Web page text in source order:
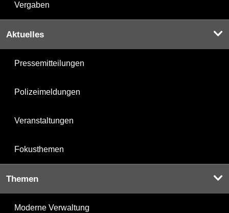
Vergaben
Aktuelles
Pressemitteilungen
Polizeimeldungen
Veranstaltungen
Fokusthemen
Themen
Moderne Verwaltung